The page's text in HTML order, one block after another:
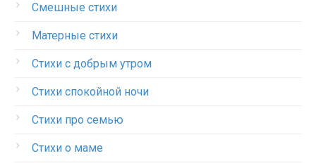
Смешные стихи
Матерные стихи
Стихи с добрым утром
Стихи спокойной ночи
Стихи про семью
Стихи о маме